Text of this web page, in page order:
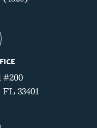
#200
33401